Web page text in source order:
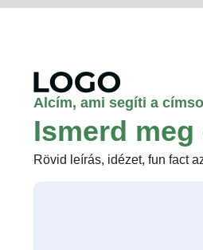
Alcím, ami segíti a
Ismerd
Rövid leírás, idézet, fun fact